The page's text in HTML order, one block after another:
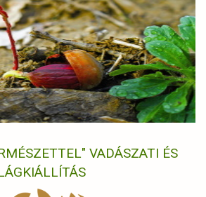
VADÁSZATI ÉS